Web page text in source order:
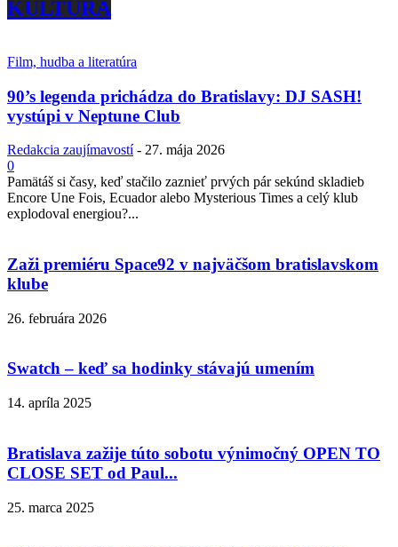
KULTÚRA
Film, hudba a literatúra
90’s legenda prichádza do Bratislavy: DJ SASH!
vystúpi v Neptune Club
Redakcia zaujímavostí - 27. mája 2026
0
Pamätáš si časy, keď stačilo zaznieť prvých pár sekúnd skladieb
Encore Une Fois, Ecuador alebo Mysterious Times a celý klub
explodoval energiou?...
Zaži premiéru Space92 v najväčšom bratislavskom
klube
26. februára 2026
Swatch – keď sa hodinky stávajú umením
14. apríla 2025
Bratislava zažije túto sobotu výnimočný OPEN TO
CLOSE SET od Paul...
25. marca 2025